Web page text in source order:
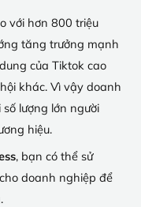
với hơn 800 triệu
tăng trưởng mạnh
của Tiktok cao
khác. Vì vậy doanh
lượng lớn người
hiệu.
, bạn có thể sử
doanh nghiệp để